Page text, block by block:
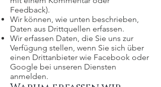
Feedback).
Wir können, wie unten beschrieben,
Daten aus Drittquellen erfassen.
Wir erfassen Daten, die Sie uns zur
Verfügung stellen, wenn Sie sich über
einen Drittanbieter wie Facebook oder
Google bei unseren Diensten
anmelden.